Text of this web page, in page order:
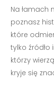
Na łamach
poznasz
które
tylko
którzy
kryje się